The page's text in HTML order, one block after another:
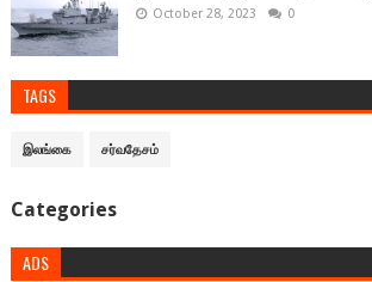
October 28, 2023 0
TAGS
இலங்கை சர்வதேசம்
Categories
ADS